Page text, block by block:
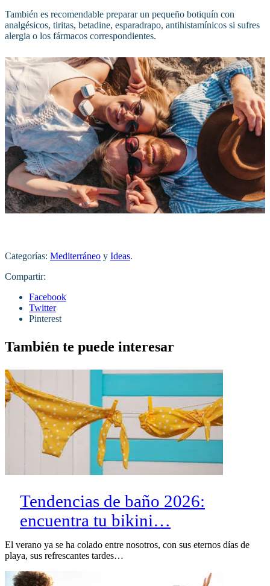
También es recomendable preparar un pequeño botiquín con
analgésicos, tiritas, betadine, esparadrapo, antihistamínicos si sufres
alergia o los fármacos correspondientes.
Categorías: Mediterráneo y Ideas.
Compartir:
Facebook
Twitter
Pinterest
También te puede interesar
Tendencias de baño 2026:
encuentra tu bikini…
El verano ya se ha colado entre nosotros, con sus eternos días de
playa, sus refrescantes tardes…